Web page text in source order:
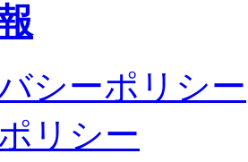
シーポリシー
リシー